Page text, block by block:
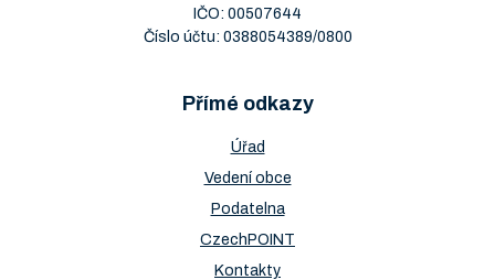
IČO: 00507644
Číslo účtu: 0388054389/0800
Přímé odkazy
Úřad
Vedení obce
Podatelna
CzechPOINT
Kontakty